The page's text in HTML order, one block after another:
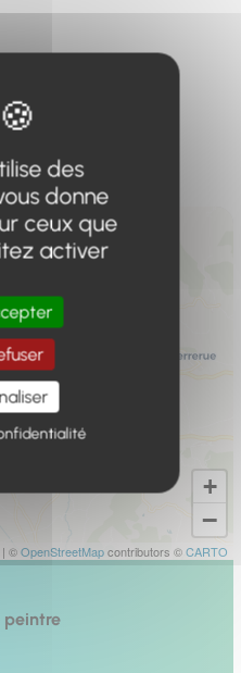
+
−
| ©OpenStreetMapcontributors ©CARTO
peintre
des
donne
ceux que
activer